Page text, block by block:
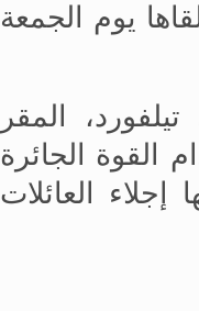
يوم الجمعة
المقر
القوة الجائرة
إجلاء العائلات